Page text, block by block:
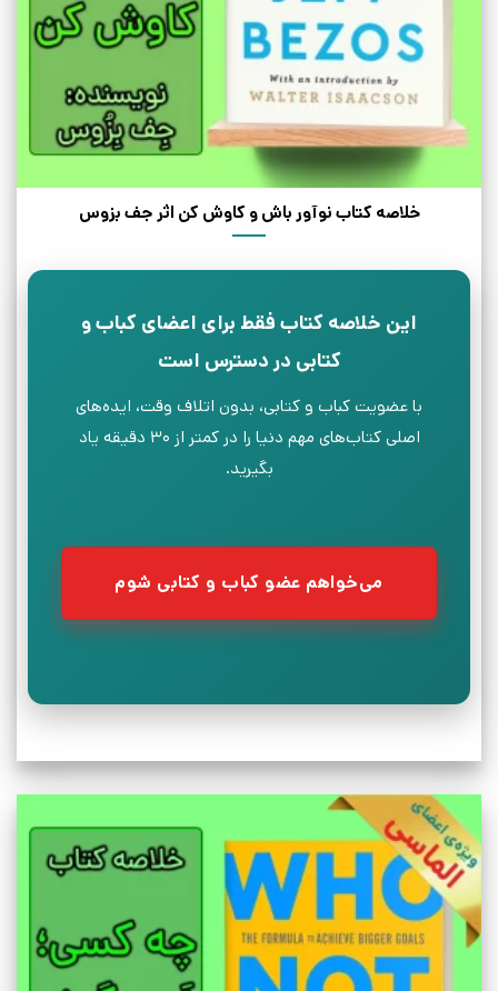
خلاصه کتاب نوآور باش و کاوش کن اثر جف بزوس
این خلاصه کتاب فقط برای اعضای کباب و
کتابی در دسترس است
با عضویت کباب و کتابی، بدون اتلاف وقت، ایده‌های
اصلی کتاب‌های مهم دنیا را در کمتر از ۳۰ دقیقه یاد
بگیرید.
می‌خواهم عضو کباب و کتابی شوم